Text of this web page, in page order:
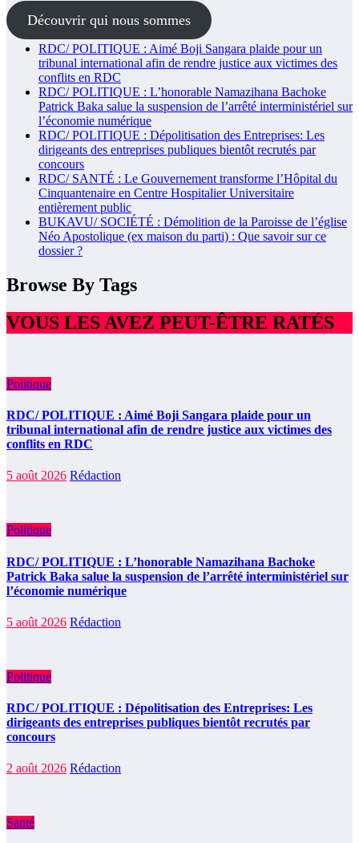
Découvrir qui nous sommes
RDC/ POLITIQUE : Aimé Boji Sangara plaide pour un
tribunal international afin de rendre justice aux victimes des
conflits en RDC
RDC/ POLITIQUE : L’honorable Namazihana Bachoke
Patrick Baka salue la suspension de l’arrêté interministériel sur
l’économie numérique
RDC/ POLITIQUE : Dépolitisation des Entreprises: Les
dirigeants des entreprises publiques bientôt recrutés par
concours
RDC/ SANTÉ : Le Gouvernement transforme l’Hôpital du
Cinquantenaire en Centre Hospitalier Universitaire
entièrement public
BUKAVU/ SOCIÉTÉ : Démolition de la Paroisse de l’église
Néo Apostolique (ex maison du parti) : Que savoir sur ce
dossier ?
Browse By Tags
VOUS LES AVEZ PEUT-ÊTRE RATÉS
Politique
RDC/ POLITIQUE : Aimé Boji Sangara plaide pour un
tribunal international afin de rendre justice aux victimes des
conflits en RDC
5 août 2026 Rédaction
Politique
RDC/ POLITIQUE : L’honorable Namazihana Bachoke
Patrick Baka salue la suspension de l’arrêté interministériel sur
l’économie numérique
5 août 2026 Rédaction
Politique
RDC/ POLITIQUE : Dépolitisation des Entreprises: Les
dirigeants des entreprises publiques bientôt recrutés par
concours
2 août 2026 Rédaction
Santé